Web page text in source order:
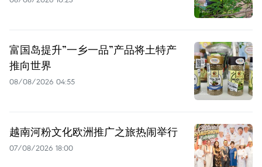
富国岛提升”一乡一品”产品将土特产
推向世界
08/08/2026 04:55
越南河粉文化欧洲推广之旅热闹举行
07/08/2026 18:00